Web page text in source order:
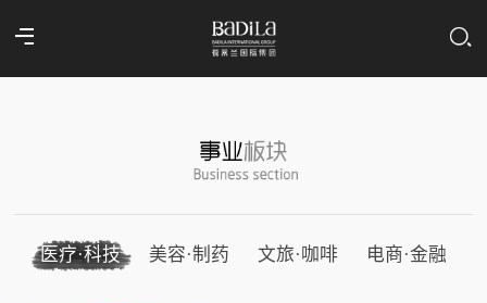
医疗·科技 美容·制药 文旅·咖啡 电商·金融